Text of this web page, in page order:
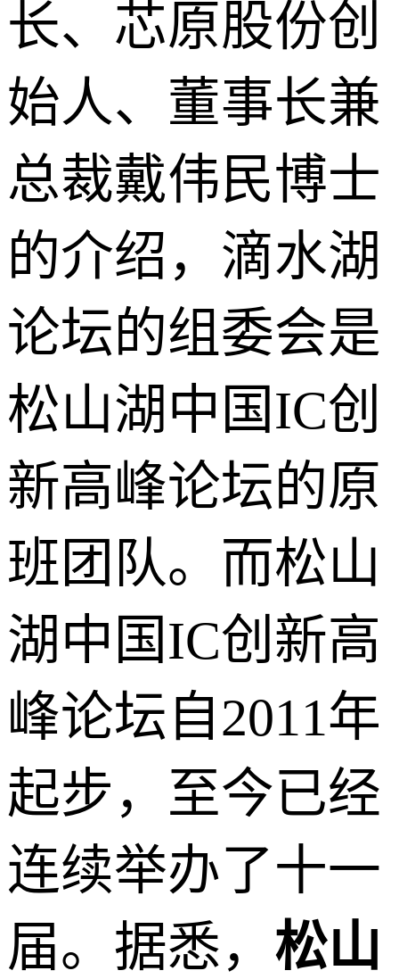
长、芯原股份创
始人、董事长兼
总裁戴伟民博士
的介绍，滴水湖
论坛的组委会是
松山湖中国IC创
新高峰论坛的原
班团队。而松山
湖中国IC创新高
峰论坛自2011年
起步，至今已经
连续举办了十一
届。据悉， 松山